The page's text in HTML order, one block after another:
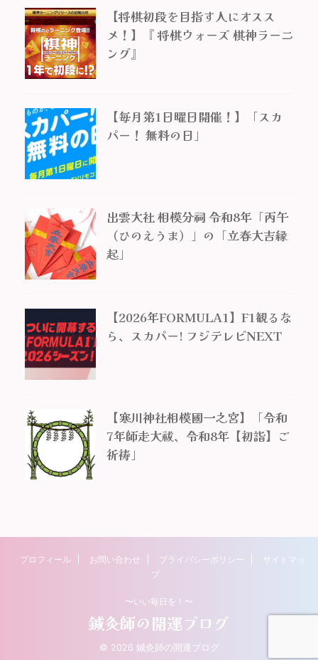
【将棋初段を目指す人にオスス
メ！】『 将棋ウォーズ 棋神ラーニ
ング』
【毎月第1日曜日開催！】「スカ
パー！ 無料の日」
出雲大社 相模分祠 令和8年「丙午
（ひのえうま）」の「立春大吉縁
起」
【2026年FORMULA1】F1観るな
ら、スカパー! フジテレビNEXT
【寒川神社相模國一之宮】「令和
7年師走大祓、令和8年【初詣】ご
祈祷」
プロフィール お問い合わせ プライバシーポリシー
サイトマッ
プ
〜いい毎日を！〜
鍼灸師の開運ブログ
© 2026 鍼灸師の開運ブログ